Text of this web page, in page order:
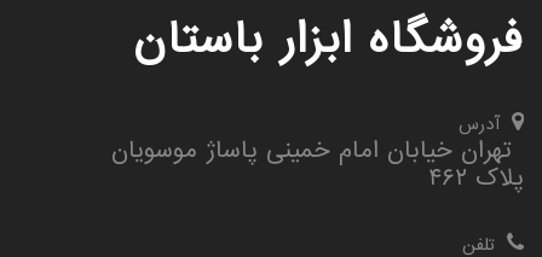
فروشگاه ابزار باستان
آدرس
تهران خیابان امام خمینی پاساژ موسویان
پلاک ۴۶۲
تلفن